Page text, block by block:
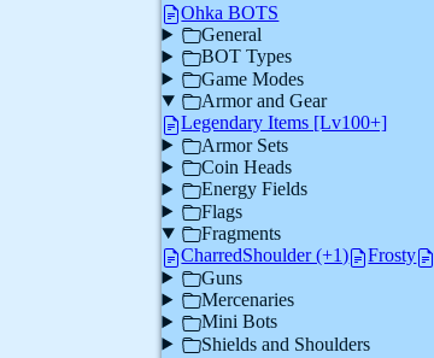
Ohka BOTS
General
BOT Types
Game Modes
Armor and Gear
Legendary Items [Lv100+]
Armor Sets
Coin Heads
Energy Fields
Flags
Fragments
CharredShoulder (+1)
Frosty
Guns
Mercenaries
Mini Bots
Shields and Shoulders